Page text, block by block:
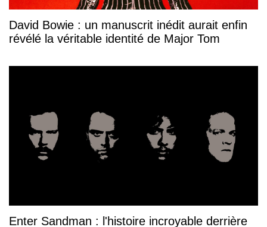
David Bowie : un manuscrit inédit aurait enfin
révélé la véritable identité de Major Tom
Enter Sandman : l'histoire incroyable derrière